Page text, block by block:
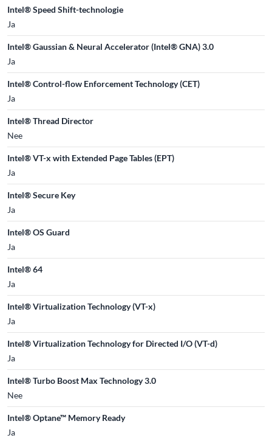
Intel® Speed Shift-technologie
Ja
Intel® Gaussian & Neural Accelerator (Intel® GNA) 3.0
Ja
Intel® Control-flow Enforcement Technology (CET)
Ja
Intel® Thread Director
Nee
Intel® VT-x with Extended Page Tables (EPT)
Ja
Intel® Secure Key
Ja
Intel® OS Guard
Ja
Intel® 64
Ja
Intel® Virtualization Technology (VT-x)
Ja
Intel® Virtualization Technology for Directed I/O (VT-d)
Ja
Intel® Turbo Boost Max Technology 3.0
Nee
Intel® Optane™ Memory Ready
Ja